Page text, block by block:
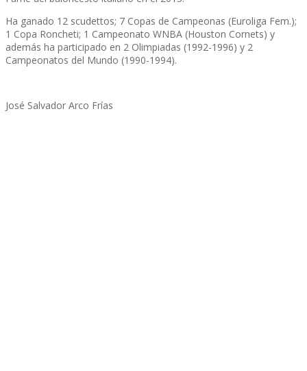
Ha ganado 12 scudettos; 7 Copas de Campeonas (Euroliga Fem.);
1 Copa Roncheti; 1 Campeonato WNBA (Houston Cornets) y
además ha participado en 2 Olimpiadas (1992-1996) y 2
Campeonatos del Mundo (1990-1994).
José Salvador Arco Frías